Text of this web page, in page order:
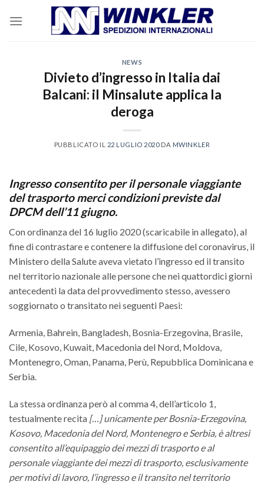
NEWS
Divieto d’ingresso in Italia dai
Balcani: il Minsalute applica la
deroga
PUBBLICATO IL 22 LUGLIO 2020DA MWINKLER
Ingresso consentito per il personale viaggiante
del trasporto merci condizioni previste dal
DPCM dell’11 giugno.
Con ordinanza del 16 luglio 2020 (scaricabile in allegato), al
fine di contrastare e contenere la diffusione del coronavirus, il
Ministero della Salute aveva vietato l’ingresso ed il transito
nel territorio nazionale alle persone che nei quattordici giorni
antecedenti la data del provvedimento stesso, avessero
soggiornato o transitato nei seguenti Paesi:
Armenia, Bahrein, Bangladesh, Bosnia-Erzegovina, Brasile,
Cile, Kosovo, Kuwait, Macedonia del Nord, Moldova,
Montenegro, Oman, Panama, Perù, Repubblica Dominicana e
Serbia.
La stessa ordinanza però al comma 4, dell’articolo 1,
testualmente recita […] unicamente per Bosnia-Erzegovina,
Kosovo, Macedonia del Nord, Montenegro e Serbia, è altresì
consentito all’equipaggio dei mezzi di trasporto e al
personale viaggiante dei mezzi di trasporto, esclusivamente
per motivi di lavoro, l’ingresso e il transito nel territorio